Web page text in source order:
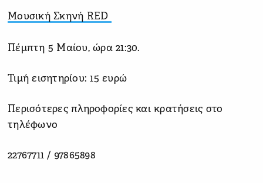
Μουσική Σκηνή RED
Πέμπτη 5 Μαίου, ώρα 21:30.
Τιμή εισητηρίου: 15 ευρώ
Περισότερες πληροφορίες και κρατήσεις στο
τηλέφωνο
22767711 / 97865898